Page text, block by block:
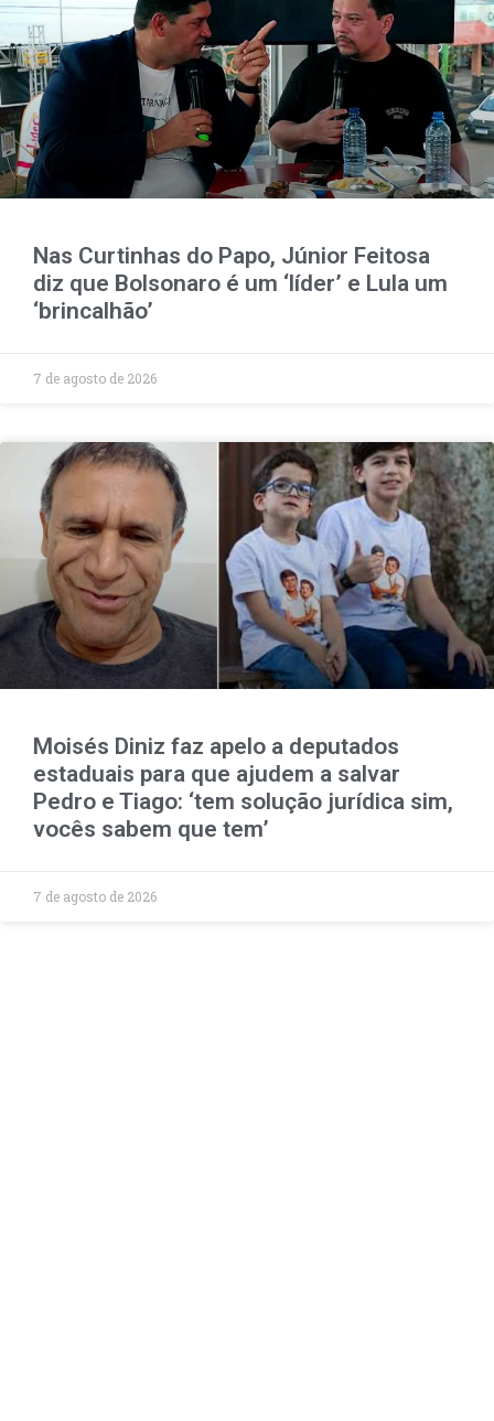
Nas Curtinhas do Papo, Júnior Feitosa
diz que Bolsonaro é um ‘líder’ e Lula um
‘brincalhão’
7 de agosto de 2026
Moisés Diniz faz apelo a deputados
estaduais para que ajudem a salvar
Pedro e Tiago: ‘tem solução jurídica sim,
vocês sabem que tem’
7 de agosto de 2026